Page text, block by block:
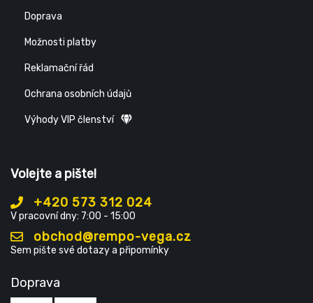
Doprava
Možnosti platby
Reklamační řád
Ochrana osobních údajů
Výhody VIP členství
Volejte a pište!
+420 573 312 024
V pracovní dny: 7:00 - 15:00
obchod@rempo-vega.cz
Sem pište své dotazy a připomínky
Doprava